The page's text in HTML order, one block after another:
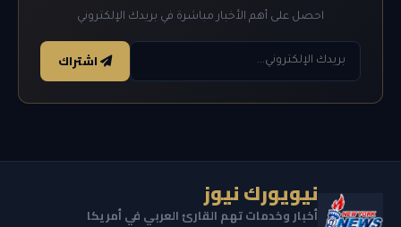
احصل على أهم الأخبار مباشرة في بريدك الإلكتروني
اشتراك
نيويورك نيوز
أخبار وخدمات تهم القارئ العربي في أمريكا